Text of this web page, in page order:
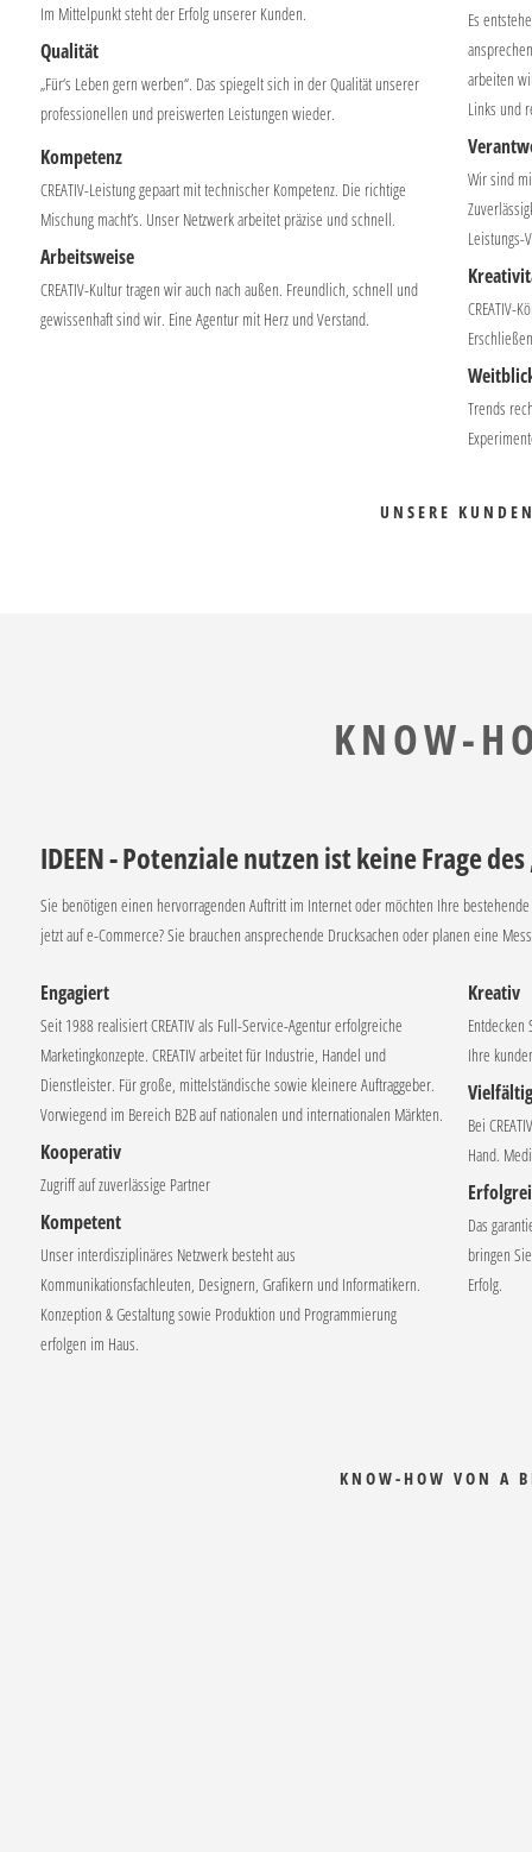
Im Mittelpunkt steht der Erfolg unserer Kunden.
Qualität
„Für‘s Leben gern werben“. Das spiegelt sich in der Qualität unserer
professionellen und preiswerten Leistungen wieder.
Kompetenz
CREATIV-Leistung gepaart mit technischer Kompetenz. Die richtige
Mischung macht’s. Unser Netzwerk arbeitet präzise und schnell.
Arbeitsweise
CREATIV-Kultur tragen wir auch nach außen. Freundlich, schnell und
gewissenhaft sind wir. Eine Agentur mit Herz und Verstand.
Es
arbeiten
Links und
Wir sind
Leistungs-
CREATIV-
Trends
UNSERE
KNOW-
IDEEN - Potenziale nutzen ist keine Frage
Sie benötigen einen hervorragenden Auftritt im Internet oder möchten Ihre
jetzt auf e-Commerce? Sie brauchen ansprechende Drucksachen oder planen eine
Engagiert
Seit 1988 realisiert CREATIV als Full-Service-Agentur erfolgreiche
Marketingkonzepte. CREATIV arbeitet für Industrie, Handel und
Dienstleister. Für große, mittelständische sowie kleinere Auftraggeber.
Vorwiegend im Bereich B2B auf nationalen und internationalen Märkten.
Kooperativ
Zugriff auf zuverlässige Partner
Kompetent
Unser interdisziplinäres Netzwerk besteht aus
Kommunikationsfachleuten, Designern, Grafikern und Informatikern.
Konzeption & Gestaltung sowie Produktion und Programmierung
erfolgen im Haus.
Kreativ
Entdecken
Ihre
Vielfältig
Bei
Hand.
Das
bringen
Erfolg.
KNOW-HOW VON A